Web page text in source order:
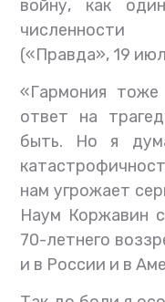
войну, как
численности
(«Правда», 19
«Гармония тоже
ответ на
быть. Но я
нам угрожает
Наум Коржавин
70-летнего
и в России и в